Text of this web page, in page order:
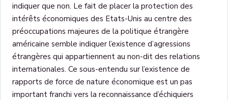
indiquer que non. Le fait de placer la protection des
intérêts économiques des Etats-Unis au centre des
préoccupations majeures de la politique étrangère
américaine semble indiquer l’existence d’agressions
étrangères qui appartiennent au non-dit des relations
internationales. Ce sous-entendu sur l’existence de
rapports de force de nature économique est un pas
important franchi vers la reconnaissance d’échiquiers